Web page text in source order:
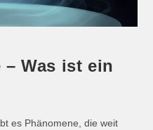
Was ist ein
es Phänomene, die weit